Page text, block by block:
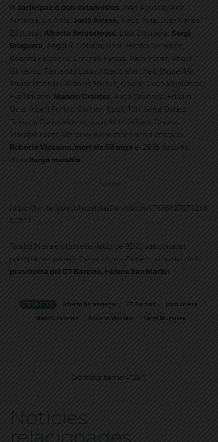
la participació dels extennistes Joan Aguilera, Ana
Almansa, Lis Arilla, Jordi Arrese, Neus Ávila, Juan Carlos
Báguena, Alberto Berasategui , Lluís Bruguera, Sergi
Bruguera , Ángel R. Cotorro, Dani i Héctor del Barco,
Begoña Fábregas, Lorenzo Fargas, Paco Ferrer, Ángel
Giménez, Fernando Luna, Alberto Martorell, Miguel Mir,
Xavier Montoliu, Antonio Muñoz, Chufa i Coco Muntañola,
Eva Navarro, Manolo Orantes , Alicia Ordiñaga, Eduard
Osta, Albert Portas, Carmen Ripoll, Toni Serra, Balász
Taróczy, Carles Vicens, Joan Albert Viloca, Quique
Vizcaíno i Santi Vizcaíno, entre molts altres amics de
Roberto Vizcaíno, mort als 59 anys el 2016 després
d’una llarga malaltia
Publicitat
https://twitter.com/MigueldiazFtm/status/17886687879248
89822
També hi era en representació de BDO, patrocinador
principal del torneig, César López-Cepero, al costat de la
presidenta del CT Barcino, Helena San Martín
ETIQUETES Alberto Berasategui CT Barcino
Jordi Arrese
Manolo Orantes
Roberto Vizcaíno Sergi Bruguera
[adrotate banner="28"]
Notícies
relacionades